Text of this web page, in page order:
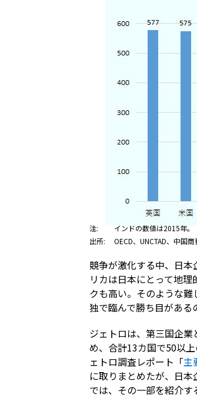
注:
インドの数値は2015年。
出所:
OECD、UNCTAD、中国
競争が激化する中、日
リカは日本にとって地
クも高い。そのような
独で臨んで勝ち目がある
ジェトロは、第三国企
め、合計13カ国で50以
ェトロ調査レポート「主
に取りまとめたが、日
では、その一部を紹介す